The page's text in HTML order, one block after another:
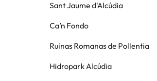
Sant Jaume d'Alcúdia
Ca’n Fondo
Ruinas Romanas de Pollentia
Hidropark Alcúdia